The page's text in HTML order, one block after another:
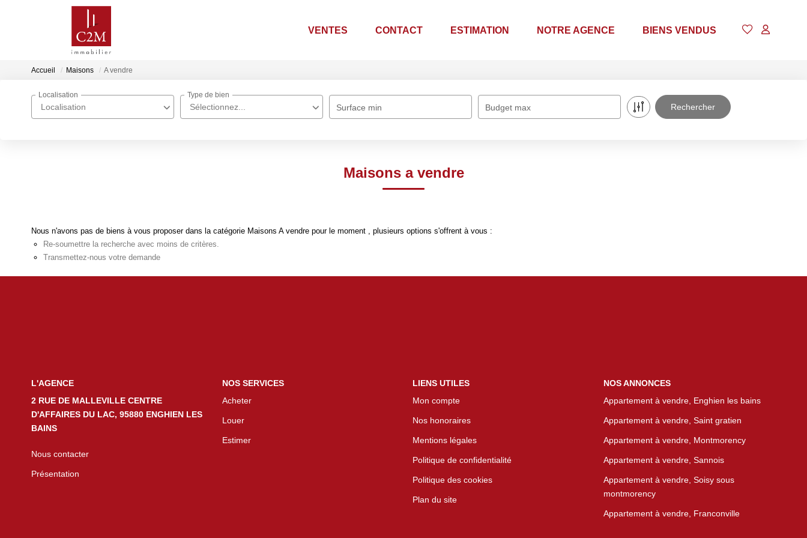
VENTES CONTACT ESTIMATION NOTRE AGENCE BIENS VENDUS
Accueil Maisons A vendre
Localisation
Localisation
Sélectionnez...
Type de bien
Surface min Budget max
Maisons a vendre
Nous n'avons pas de biens à vous proposer dans la catégorie Maisons A vendre pour le moment , plusieurs options s'offrent à vous :
Re-soumettre la recherche avec moins de critères.
Transmettez-nous votre demande
L'AGENCE
2 RUE DE MALLEVILLE CENTRE
D'AFFAIRES DU LAC, 95880 ENGHIEN LES
BAINS
Nous contacter
Présentation
NOS SERVICES
Acheter
Louer
Estimer
LIENS UTILES
Mon compte
Nos honoraires
Mentions légales
Politique de confidentialité
Politique des cookies
Plan du site
NOS ANNONCES
Appartement à vendre, Enghien les bains
Appartement à vendre, Saint gratien
Appartement à vendre, Montmorency
Appartement à vendre, Sannois
Appartement à vendre, Soisy sous
montmorency
Appartement à vendre, Franconville